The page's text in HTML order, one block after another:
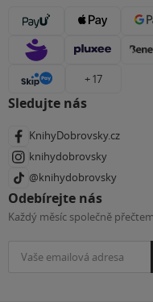
+ 17
Sledujte nás
KnihyDobrovsky.cz
knihydobrovsky
@knihydobrovsky
Odebírejte nás
Každý měsíc společně